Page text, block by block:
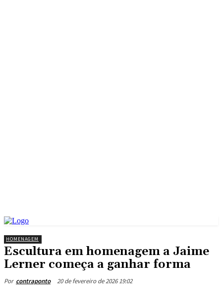
HOMENAGEM
Escultura em homenagem a Jaime
Lerner começa a ganhar forma
Por contraponto 20 de fevereiro de 2026 19:02